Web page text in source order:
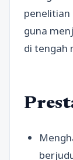
guna
di tengah